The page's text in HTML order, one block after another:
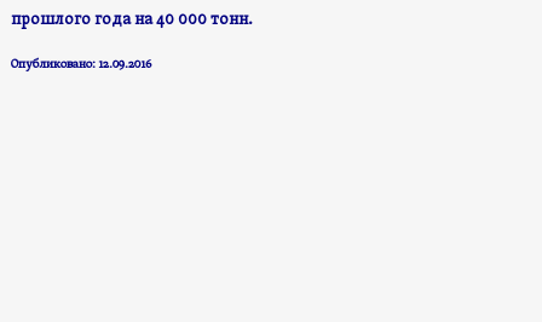
прошлого года на 40 000 тонн.
Опубликовано: 12.09.2016